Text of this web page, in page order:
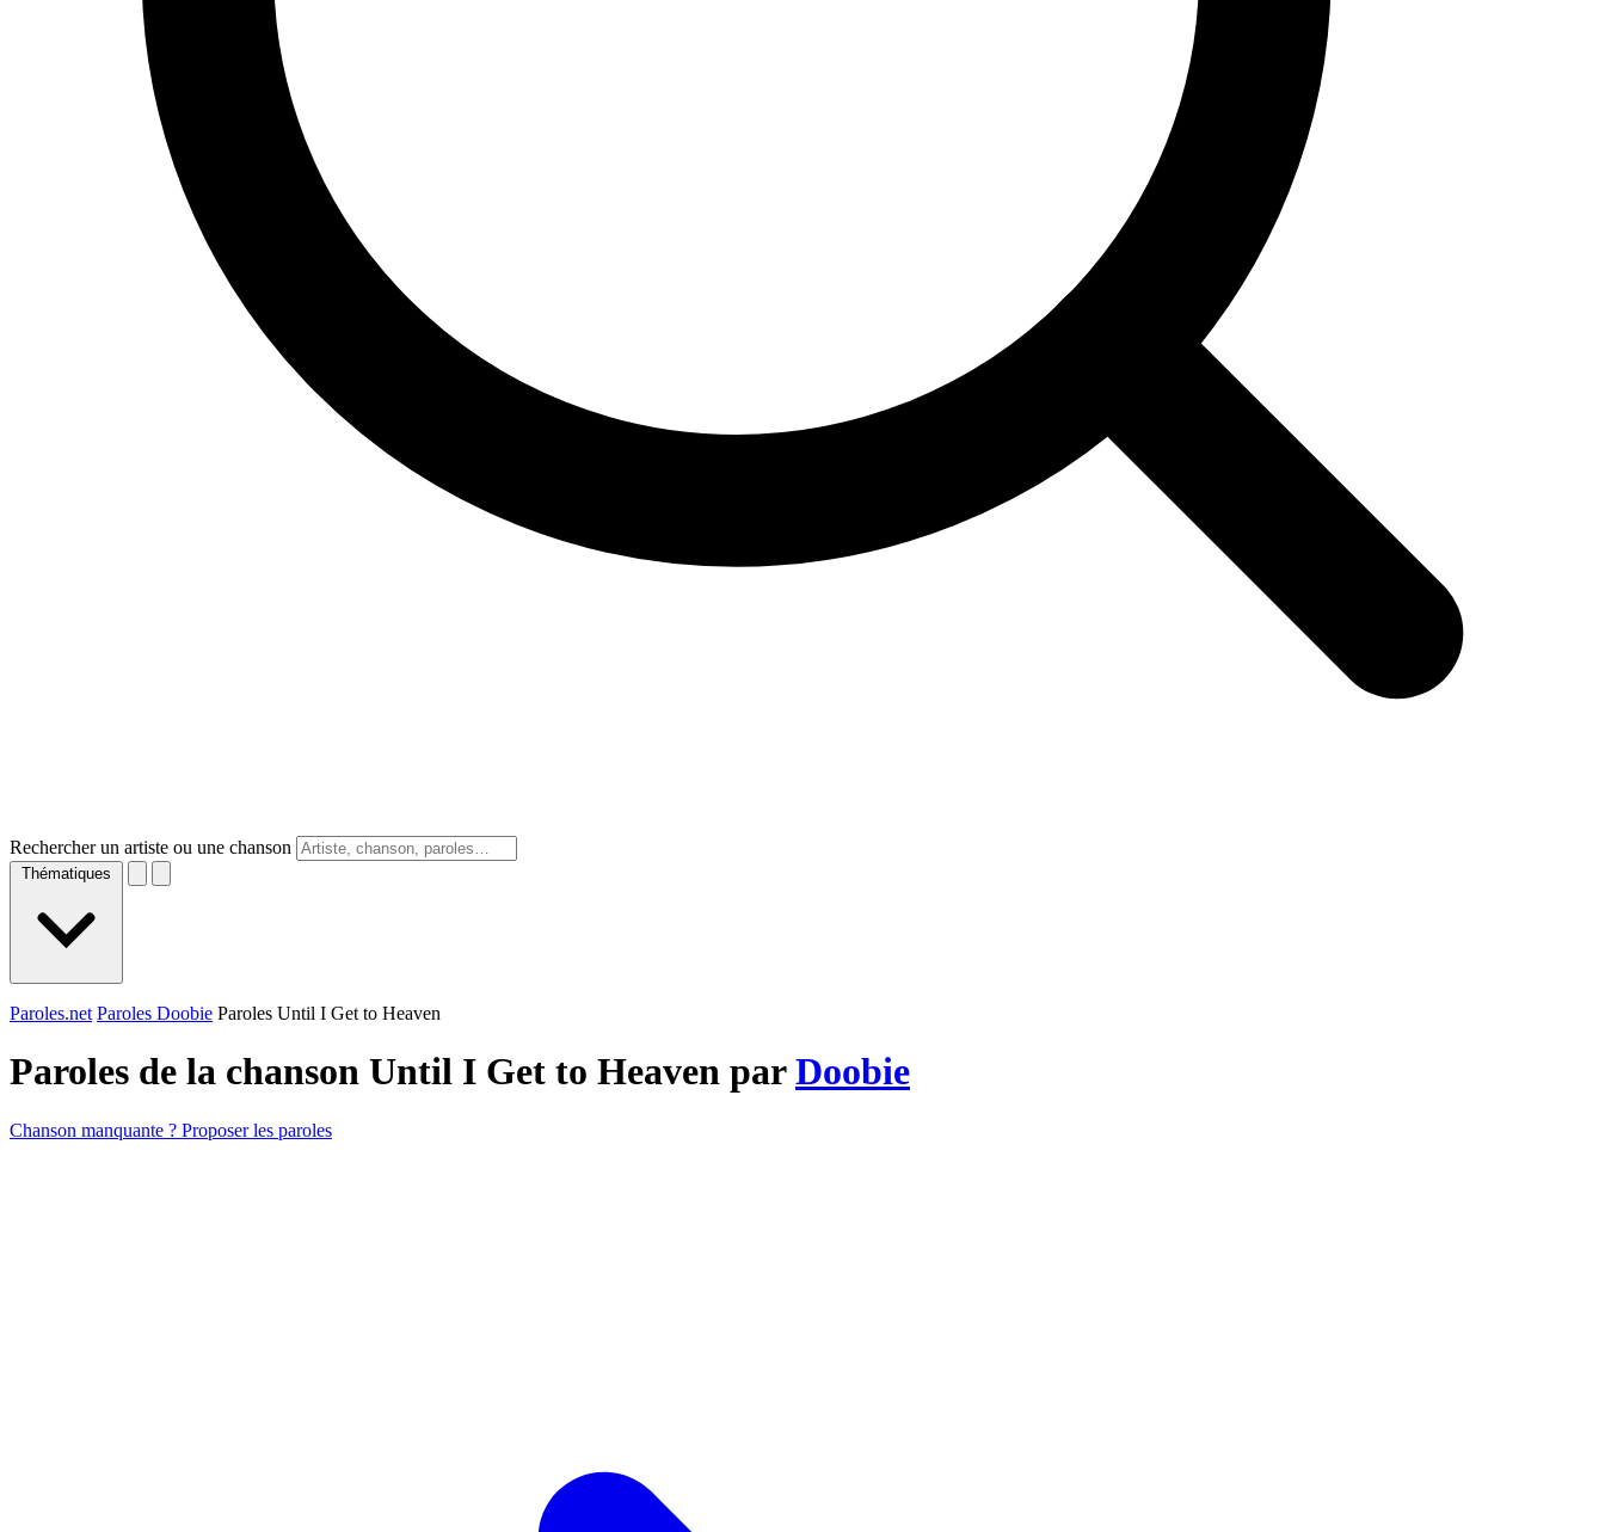
Rechercher un artiste ou une chanson
Thématiques
Paroles.net Paroles Doobie Paroles Until I Get to Heaven
Paroles de la chanson Until I Get to Heaven parDoobie
Chanson manquante ? Proposer les paroles